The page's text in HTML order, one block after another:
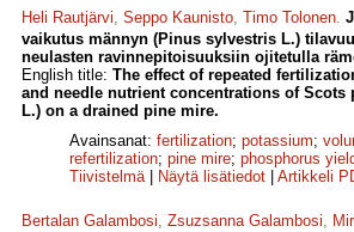
Heli Rautjärvi, Seppo Kaunisto, Timo Tolonen.
vaikutus männyn (Pinus sylvestris L.)
neulasten ravinnepitoisuuksiin ojitetulla
English title: The effect of repeated
and needle nutrient concentrations of Scots
L.) on a drained pine mire.
Avainsanat: fertilization; potassium;
refertilization; pine mire; phosphorus
Tiivistelmä| Näytä lisätiedot Artikkeli
Bertalan Galambosi, Zsuzsanna Galambosi,